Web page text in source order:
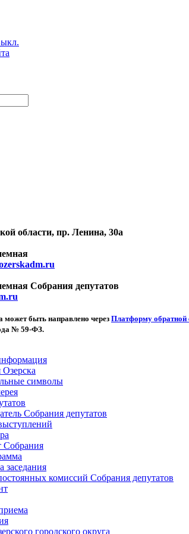
области, пр. Ленина, 30а
Собрания депутатов
быть направлено через Платформу обратной
№ 59-ФЗ.
символы
Собрания депутатов
Собрания
заседания
комиссий Собрания депутатов
городского округа